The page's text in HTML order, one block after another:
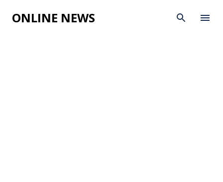
Skip to main content
ONLINE NEWS